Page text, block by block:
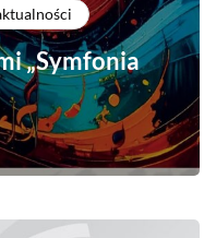
„Symfonia